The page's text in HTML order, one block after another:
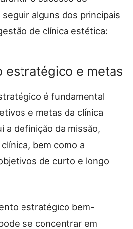
alguns dos principais
de clínica estética:
estratégico e metas
é fundamental
e metas da clínica
a definição da missão,
bem como a
de curto e longo
estratégico bem-
se concentrar em